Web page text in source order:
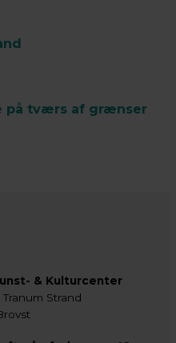
på tværs af grænser
& Kulturcenter
Strand